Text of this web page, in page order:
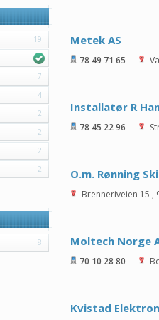
19
7
4
2
2
2
2
8
Metek AS
78 49 71 65
Installatør R
78 45 22 96
O.m. Rønning
Brenneriveien 15 ,
Moltech Norge
70 10 28 80
Kvistad